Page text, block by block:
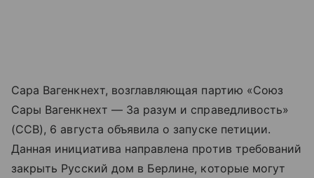
Сара Вагенкнехт, возглавляющая партию «Союз
Сары Вагенкнехт — За разум и справедливость»
(ССВ), 6 августа объявила о запуске петиции.
Данная инициатива направлена против требований
закрыть Русский дом в Берлине, которые могут